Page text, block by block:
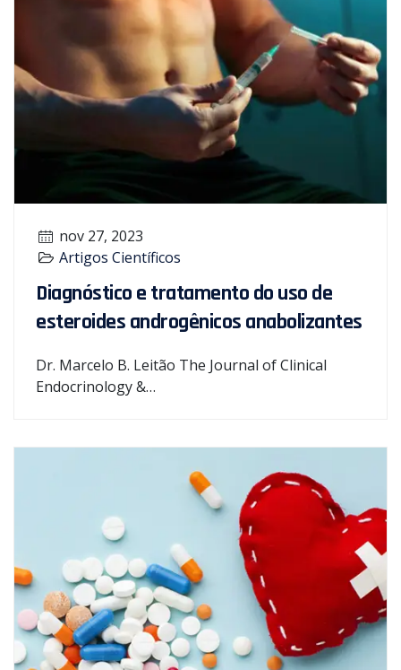
nov 27, 2023
Artigos Científicos
Diagnóstico e tratamento do uso de
esteroides androgênicos anabolizantes
Dr. Marcelo B. Leitão The Journal of Clinical
Endocrinology &…